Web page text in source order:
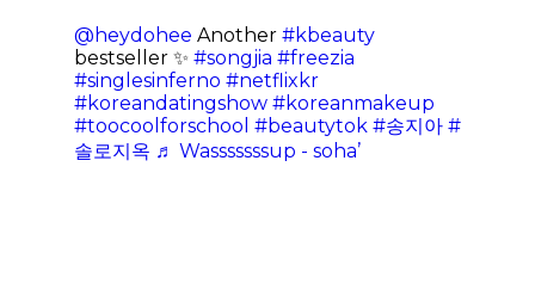
@heydohee Another#kbeauty
bestseller ✨#songjia #freezia
#singlesinferno #netflixkr
#koreandatingshow #koreanmakeup
#toocoolforschool #beautytok #송지아 #
솔로지옥 ♬ Wasssssssup - soha’